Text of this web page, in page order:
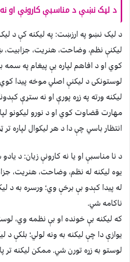
د لیک نښې د مناسبې کارونې او
د لیک نښو په ارزښت: په لیکنه کې د
لیکنې نظم، وضاحت، هنریت، جزابیت،
کوي او د افاهم لپاره یې پیغام په سمه
لوستونکی د لیکنې اصلي موخه پیدا
لیکنه ورته په زړه پورې او نه ستړې
مهارت قضاوت کوي او د نورو لیکونو
انتظار باسي چې دا د هر لیکوال لپاره تر
د نا مناسبې او یا نه کارونې زیان: د
یوه لیکنه له نظم، وضاحت، هنریت،
له پیدا کېدو بې برخې وي؛ ورسره به د
ناکامه شي.
که لیکنه بې خونده او بې نظمه وي،
یوازې دا چې لیکنه به ونه لولي؛ بلکې د
لوستو به زړه تورن شي. ممکن لیکنه تر